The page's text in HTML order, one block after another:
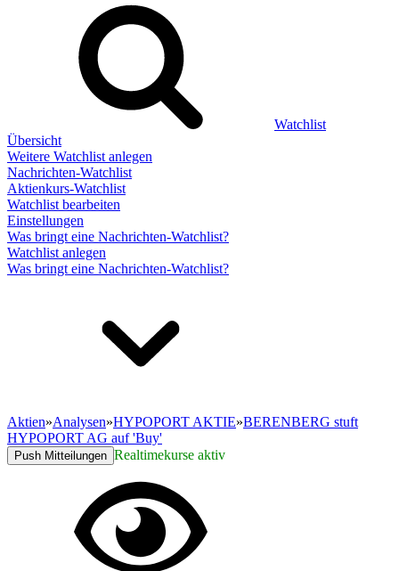
Watchlist
Übersicht
Weitere Watchlist anlegen
Nachrichten-Watchlist
Aktienkurs-Watchlist
Watchlist bearbeiten
Einstellungen
Was bringt eine Nachrichten-Watchlist?
Watchlist anlegen
Was bringt eine Nachrichten-Watchlist?
Aktien»Analysen»HYPOPORT AKTIE»BERENBERG stuft
HYPOPORT AG auf 'Buy'
Push Mitteilungen Realtimekurse aktiv